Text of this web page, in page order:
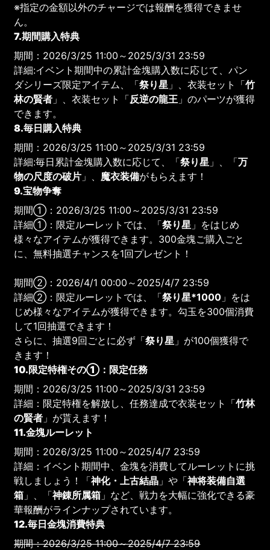
※指定の金額以外のチャージでは報酬を獲得できませ
ん。
7.期間購入特典
期間：2026/3/25 11:00～2025/3/31 23:59
詳細:イベント期間中の累計金塊購入数に応じて、パン
ダシリーズ限定アイテム、「祭り星 」、衣装セット「竹
林の賢者 」、衣装セット「反逆の龍王 」のパーツが獲得
できます。
8.毎日購入特典
期間：2026/3/25 11:00～2025/3/31 23:59
詳細:毎日累計金塊購入数に応じて、「祭り星 」、「万
物の尺度の破片 」、 魔衣装備がもらえます！
9.宝物争奪
期間①：2026/3/25 11:00～2025/3/31 23:59
詳細①：限定ルーレットでは、「祭り星 」をはじめ
様々なアイテムが獲得できます。300金塊ご購入ごと
に、無料抽選チャンスを1回プレゼント！
期間②：2026/4/1 00:00～2025/4/7 23:59
詳細②：限定ルーレットでは、「祭り星*1000 」をは
じめ様々なアイテムが獲得できます。勾玉を300個消費
して1回抽選できます！
さらに、抽選9回ごとに必ず「祭り星 」が100個獲得で
きます！
10.限定特権その①：限定任務
期間：2026/3/25 11:00～2025/3/31 23:59
詳細：限定特権を解放し、任務達成で衣装セット「竹林
の賢者 」が貰えます！
11.金塊ルーレット
期間：2026/3/25 11:00～2025/4/7 23:59
詳細：イベント期間中、金塊を消費してルーレットに挑
戦しましょう！「神化・上古結晶 」や「神将装備自選
箱 」、「神錬所属箱 」など、戦力を大幅に強化できる豪
華報酬がラインナップされています。
12.毎日金塊消費特典
期間：2026/3/25 11:00～2025/4/7 23:59